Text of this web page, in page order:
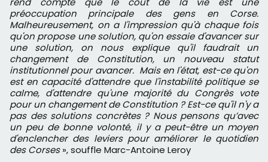
préoccupation principale des gens en Corse.
Malheureusement, on a l'impression qu'à chaque fois
qu'on propose une solution, qu'on essaie d'avancer sur
une solution, on nous explique qu'il faudrait un
changement de Constitution, un nouveau statut
institutionnel pour avancer. Mais en l'état, est-ce qu'on
est en capacité d'attendre que l'instabilité politique se
calme, d'attendre qu'une majorité du Congrès vote
pour un changement de Constitution ? Est-ce qu'il n'y a
pas des solutions concrètes ? Nous pensons qu’avec
un peu de bonne volonté, il y a peut-être un moyen
d'enclencher des leviers pour améliorer le quotidien
des Corses», souffle Marc-Antoine Leroy